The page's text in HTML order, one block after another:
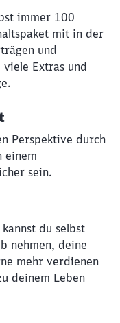
immer 100
mit in der
und
viele Extras und
Perspektive durch
einem
sein.
du selbst
nehmen, deine
mehr verdienen
deinem Leben
Weiter